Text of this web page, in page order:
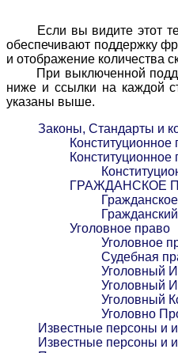
Если вы видите этот
обеспечивают поддержку
и отображение количества
При выключенной
ниже и ссылки на каждой
указаны выше.
Законы, Стандарты и
Конституционное
Конституционное
ГРАЖДАНСКОЕ
Уголовное право
Уголовное
Судебная
Уголовный
Уголовный
Уголовный
Уголовно
Известные персоны и
Известные персоны и